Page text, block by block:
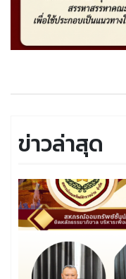
ข่าวล่าสุด